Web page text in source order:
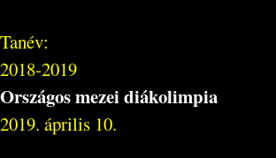
Tanév:
2018-2019
Országos mezei diákolimpia
2019. április 10.